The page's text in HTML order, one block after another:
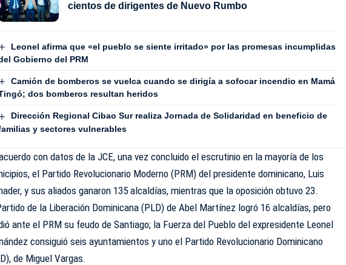
cientos de dirigentes de Nuevo Rumbo
Leonel afirma que «el pueblo se siente irritado» por las promesas incumplidas
Gobierno del PRM
Camión de bomberos se vuelca cuando se dirigía a sofocar incendio en Mamá
dos bomberos resultan heridos
Dirección Regional Cibao Sur realiza Jornada de Solidaridad en beneficio de
y sectores vulnerables
con datos de la JCE, una vez concluido el escrutinio en la mayoría de los
el Partido Revolucionario Moderno (PRM) del presidente dominicano, Luis
y sus aliados ganaron 135 alcaldías, mientras que la oposición obtuvo 23.
de la Liberación Dominicana (PLD) de Abel Martínez logró 16 alcaldías, pero
ante el PRM su feudo de Santiago; la Fuerza del Pueblo del expresidente Leonel
consiguió seis ayuntamientos y uno el Partido Revolucionario Dominicano
de Miguel Vargas.